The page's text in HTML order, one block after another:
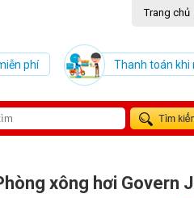
Trang chủ
phí Thanh toán khi
xông hơi Govern